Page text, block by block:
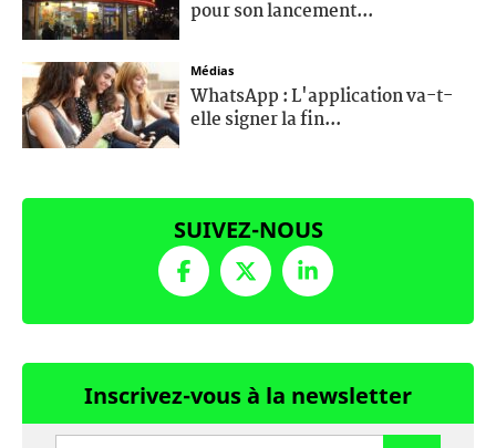
pour son lancement...
Médias
WhatsApp : L'application va-t-
elle signer la fin...
SUIVEZ-NOUS
Inscrivez-vous à la newsletter